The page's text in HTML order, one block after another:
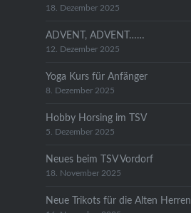
18. Dezember 2025
ADVENT, ADVENT……
12. Dezember 2025
Yoga Kurs für Anfänger
8. Dezember 2025
Hobby Horsing im TSV
5. Dezember 2025
Neues beim TSV Vordorf
18. November 2025
Neue Trikots für die Alten Herren